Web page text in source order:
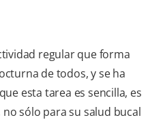
regular que forma
de todos, y se ha
esta tarea es sencilla, es
sólo para su salud bucal